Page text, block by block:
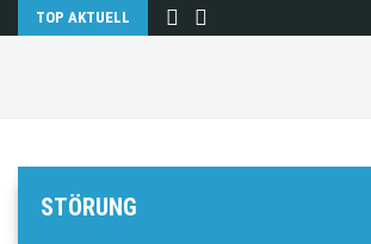
TOP AKTUELL
STÖRUNG